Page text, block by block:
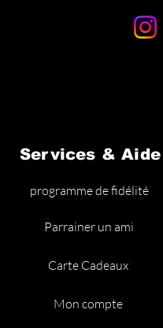
Services & Aide
programme de fidélité
Parrainer un ami
Carte Cadeaux
Mon compte